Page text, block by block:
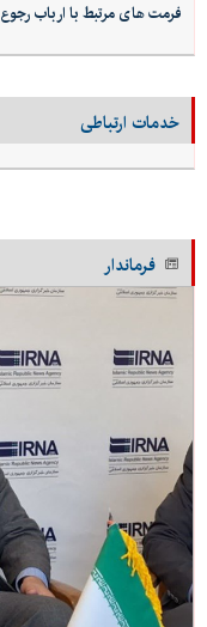
فرمت های مرتبط با ارباب رجوع
خدمات ارتباطی
فرماندار